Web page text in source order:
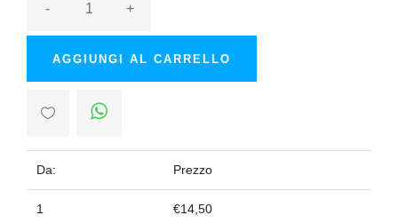
- +
AGGIUNGI AL CARRELLO
Da: Prezzo
1 €14,50